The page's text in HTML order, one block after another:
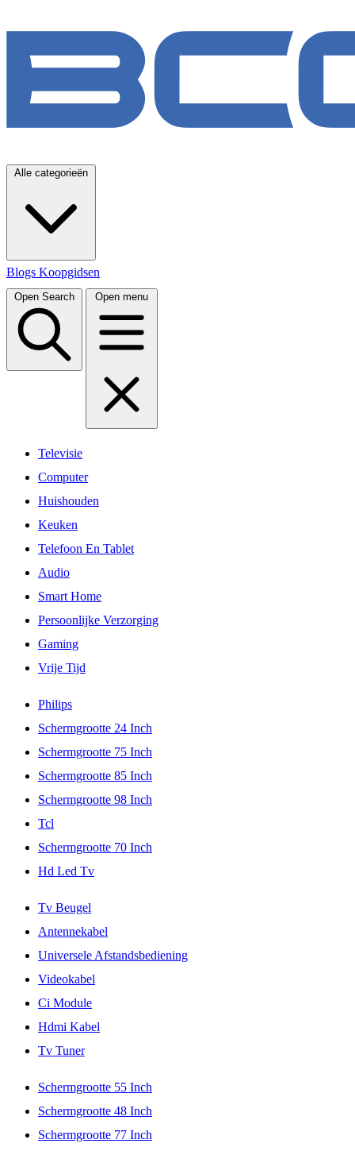
Alle categorieën
Blogs Koopgidsen
Open Search Open menu
Televisie
Computer
Huishouden
Keuken
Telefoon En Tablet
Audio
Smart Home
Persoonlijke Verzorging
Gaming
Vrije Tijd
Philips
Schermgrootte 24 Inch
Schermgrootte 75 Inch
Schermgrootte 85 Inch
Schermgrootte 98 Inch
Tcl
Schermgrootte 70 Inch
Hd Led Tv
Tv Beugel
Antennekabel
Universele Afstandsbediening
Videokabel
Ci Module
Hdmi Kabel
Tv Tuner
Schermgrootte 55 Inch
Schermgrootte 48 Inch
Schermgrootte 77 Inch